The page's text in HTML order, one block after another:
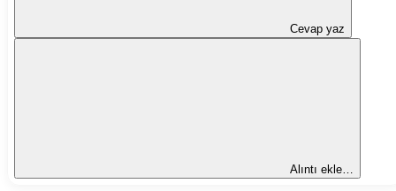
Cevap yaz
Alıntı ekle…